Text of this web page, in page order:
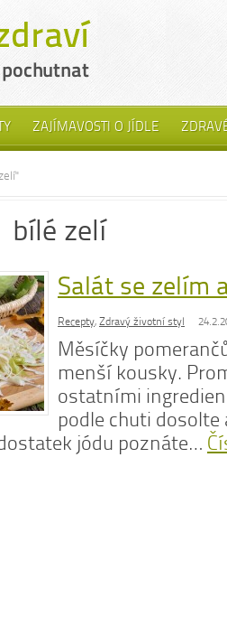
ZAJÍMAVOSTI O JÍDLE
bílé zelí
Salát se zelím
Recepty, Zdravý životní styl
Měsíčky
menší kousky.
ostatními
podle chuti dosolte
jódu poznáte…